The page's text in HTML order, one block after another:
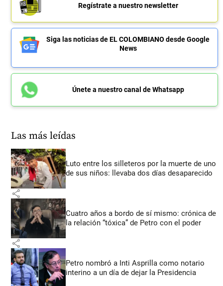
Regístrate a nuestro newsletter
Siga las noticias de EL COLOMBIANO desde Google
News
Únete a nuestro canal de Whatsapp
Las más leídas
Luto entre los silleteros por la muerte de uno
de sus niños: llevaba dos días desaparecido
share
Cuatro años a bordo de sí mismo: crónica de
la relación “tóxica” de Petro con el poder
share
Petro nombró a Inti Asprilla como notario
interino a un día de dejar la Presidencia